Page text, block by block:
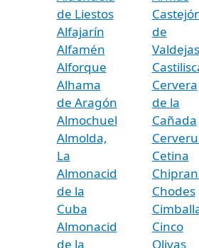
de Liestos
Alfajarín
Alfamén
Alforque
Alhama
de Aragón
Almochuel
Almolda,
La
Almonacid
de la
Cuba
Almonacid
de la
de
Cervera
de la
Cañada
Cetina
Chodes
Cinco
Olivas